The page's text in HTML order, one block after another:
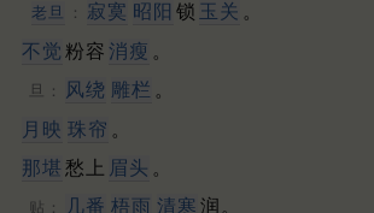
老旦 ： 寂寞 昭阳 锁 玉关 。
不觉 粉容 消瘦 。
旦： 风绕 雕栏 。
月映 珠帘 。
那堪 愁上 眉头 。
贴： 几番 梧雨 清寒 润。